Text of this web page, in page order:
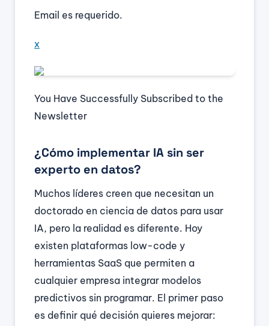
Email es requerido.
x
You Have Successfully Subscribed to the
Newsletter
¿Cómo implementar IA sin ser
experto en datos?
Muchos líderes creen que necesitan un
doctorado en ciencia de datos para usar
IA, pero la realidad es diferente. Hoy
existen plataformas low-code y
herramientas SaaS que permiten a
cualquier empresa integrar modelos
predictivos sin programar. El primer paso
es definir qué decisión quieres mejorar: